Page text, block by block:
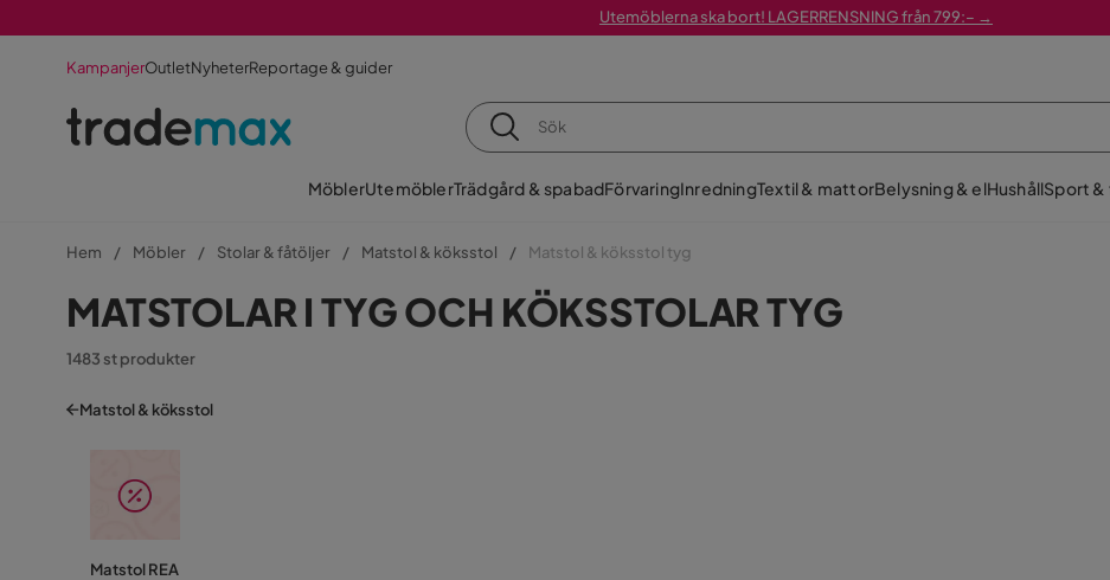
Utemöblerna ska bort! LAGERRENSNING från 799:– →
KampanjerOutletNyheterReportage & guider
MöblerUtemöblerTrädgård & spabadFörvaringInredningTextil & mattorBelysning & elHushållSport
Hem Möbler Stolar & fåtöljer Matstol & köksstol Matstol & köksstol tyg
MATSTOLAR I TYG OCH KÖKSSTOLAR TYG
1483 st produkter
Matstol & köksstol
Matstol REA